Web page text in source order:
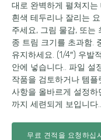
대로 완벽하게 펼쳐지
흰색 테두리나 잘리는
주세요, 그림 물감, 또는
종 트림 크기를 초과함.
유지하세요. (1/4″) 우발
안에 넣습니다.. 파일 설
작품을 검토하거나 템
사항을 올바르게 설정
까지 세련되게 보입니다..
무료 견적을 요청하십